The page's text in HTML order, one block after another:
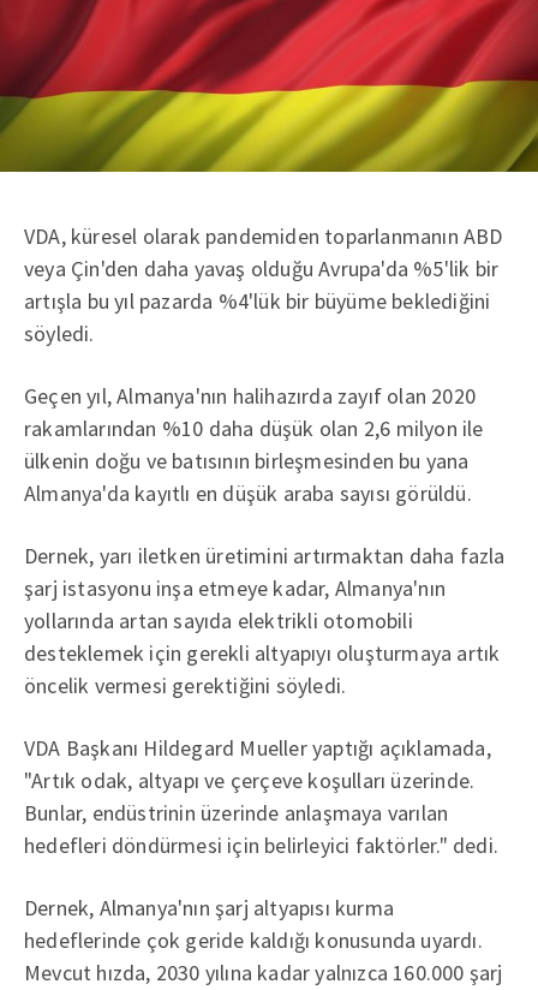
VDA, küresel olarak pandemiden toparlanmanın ABD
veya Çin'den daha yavaş olduğu Avrupa'da %5'lik bir
artışla bu yıl pazarda %4'lük bir büyüme beklediğini
söyledi.
Geçen yıl, Almanya'nın halihazırda zayıf olan 2020
rakamlarından %10 daha düşük olan 2,6 milyon ile
ülkenin doğu ve batısının birleşmesinden bu yana
Almanya'da kayıtlı en düşük araba sayısı görüldü.
Dernek, yarı iletken üretimini artırmaktan daha fazla
şarj istasyonu inşa etmeye kadar, Almanya'nın
yollarında artan sayıda elektrikli otomobili
desteklemek için gerekli altyapıyı oluşturmaya artık
öncelik vermesi gerektiğini söyledi.
VDA Başkanı Hildegard Mueller yaptığı açıklamada,
"Artık odak, altyapı ve çerçeve koşulları üzerinde.
Bunlar, endüstrinin üzerinde anlaşmaya varılan
hedefleri döndürmesi için belirleyici faktörler." dedi.
Dernek, Almanya'nın şarj altyapısı kurma
hedeflerinde çok geride kaldığı konusunda uyardı.
Mevcut hızda, 2030 yılına kadar yalnızca 160.000 şarj